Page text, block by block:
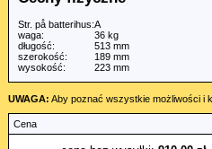
Str. på batterihus:A
waga:
36 kg
długość:
513 mm
szerokość:
189 mm
wysokość:
223 mm
UWAGA: Aby poznać wszystkie możliwości i
Cena